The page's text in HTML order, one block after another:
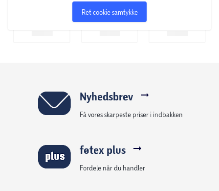
Integrerede håndpulssensorer til pulsmåling
Tablet- og smartphoneholder
Direkte valgknapper til hastigheder på 3 km/t og 6
Transporthjul gør løbebåndet nemt at flytte efter
brug
Ret cookie samtykke
Nyhedsbrev
Få vores skarpeste priser i indbakken
føtex plus
Fordele når du handler